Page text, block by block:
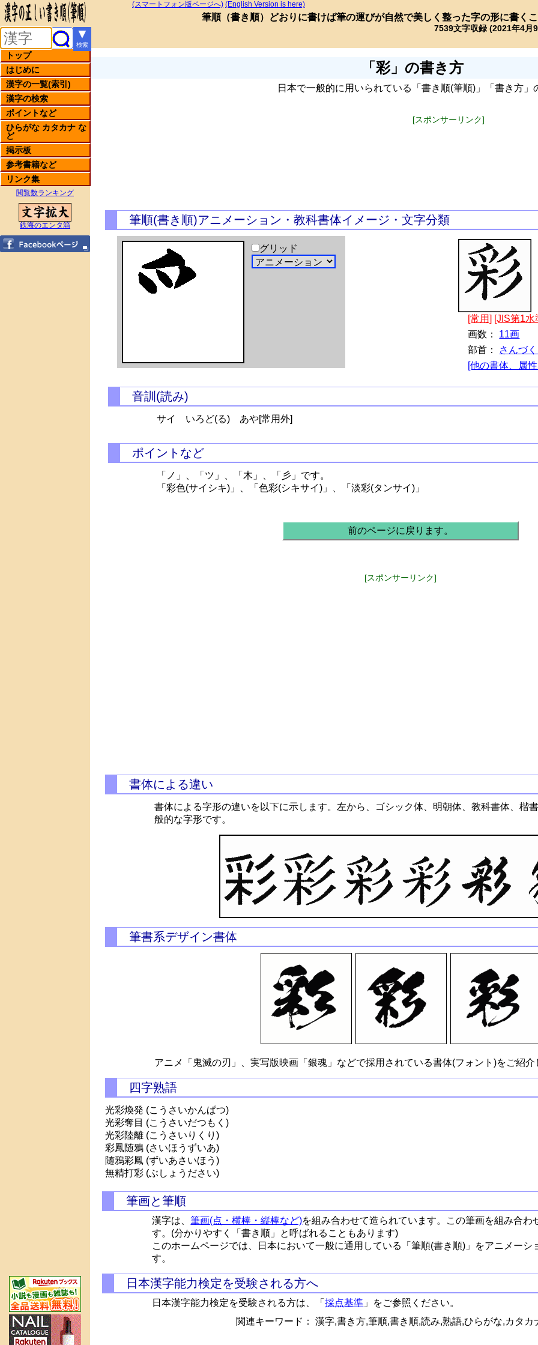
(スマートフォン版ページへ) (English Version is here)
筆順（書き順）どおりに書けば筆の運びが自然で美しく整った字の形に書く
7539文字収録 (2021年4月
▼
検索
トップ
はじめに
漢字の一覧(索引)
漢字の検索
ポイントなど
ひらがな カタカナ な
ど
掲示板
参考書籍など
リンク集
閲覧数ランキング
鉄海のエンタ箱
「彩」の書き方
日本で一般的に用いられている「書き順(筆順)」「書き方」
[スポンサーリンク]
筆順(書き順)アニメーション・教科書体イメージ・文字分類
グリッド
[常用] [JIS第1水
画数： 11画
部首： さんづ
[他の書体、属
音訓(読み)
サイ いろど(る) あや[常用外]
ポイントなど
「ノ」、「ツ」、「木」、「彡」です。
「彩色(サイシキ)」、「色彩(シキサイ)」、「淡彩(タンサイ)」
前のページに戻ります。
[スポンサーリンク]
書体による違い
書体による字形の違いを以下に示します。左から、ゴシック体、明朝体、教科書体、楷
般的な字形です。
筆書系デザイン書体
アニメ「鬼滅の刃」、実写版映画「銀魂」などで採用されている書体(フォント)をご紹介
四字熟語
光彩煥発 (こうさいかんぱつ)
光彩奪目 (こうさいだつもく)
光彩陸離 (こうさいりくり)
彩鳳随鴉 (さいほうずいあ)
随鴉彩鳳 (ずいあさいほう)
無精打彩 (ぶしょうださい)
筆画と筆順
漢字は、筆画(点・横棒・縦棒など)を組み合わせて造られています。この筆画を組み合わ
す。(分かりやすく「書き順」と呼ばれることもあります)
このホームページでは、日本において一般に通用している「筆順(書き順)」をアニメーシ
す。
日本漢字能力検定を受験される方へ
日本漢字能力検定を受験される方は、「採点基準 」をご参照ください。
関連キーワード： 漢字,書き方,筆順,書き順,読み,熟語,ひらがな,カタカ